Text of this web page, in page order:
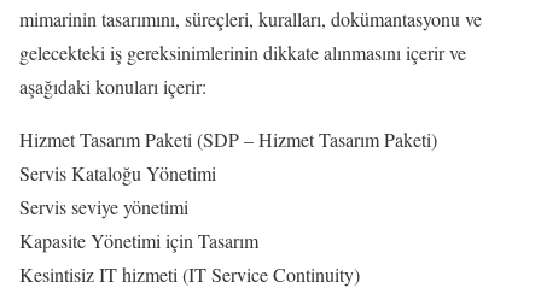
mimarinin tasarımını, süreçleri, kuralları, dokümantasyonu ve
gelecekteki iş gereksinimlerinin dikkate alınmasını içerir ve
aşağıdaki konuları içerir:
Hizmet Tasarım Paketi (SDP – Hizmet Tasarım Paketi)
Servis Kataloğu Yönetimi
Servis seviye yönetimi
Kapasite Yönetimi için Tasarım
Kesintisiz IT hizmeti (IT Service Continuity)